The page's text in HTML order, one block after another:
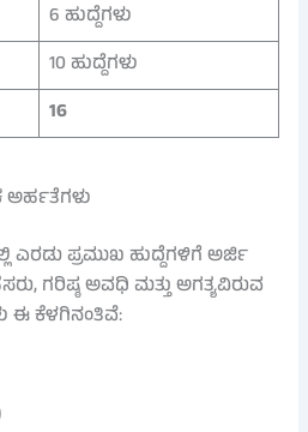
6 ಹುದ್ದೆಗಳು
10 ಹುದ್ದೆಗಳು
16
ಅರ್ಹತೆಗಳು
ಎರಡು ಪ್ರಮುಖ ಹುದ್ದೆಗಳಿಗೆ ಅರ್ಜಿ
ಗರಿಷ್ಠ ಅವಧಿ ಮತ್ತು ಅಗತ್ಯವಿರುವ
ಈ ಕೆಳಗಿನಂತಿವೆ: